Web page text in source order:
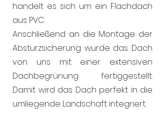
handelt es sich um ein Flachdach
aus PVC.
Anschließend an die Montage der
Absturzsicherung wurde das Dach
von uns mit einer extensiven
Dachbegrünung fertiggestellt.
Damit wird das Dach perfekt in die
umliegende Landschaft integriert.